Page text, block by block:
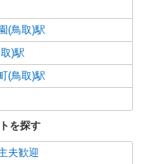
(鳥取)駅
)駅
(鳥取)駅
を探す
夫歓迎